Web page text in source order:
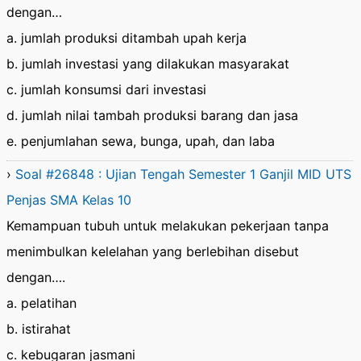
dengan…
a. jumlah produksi ditambah upah kerja
b. jumlah investasi yang dilakukan masyarakat
c. jumlah konsumsi dari investasi
d. jumlah nilai tambah produksi barang dan jasa
e. penjumlahan sewa, bunga, upah, dan laba
› Soal #26848 : Ujian Tengah Semester 1 Ganjil MID UTS
Penjas SMA Kelas 10
Kemampuan tubuh untuk melakukan pekerjaan tanpa
menimbulkan kelelahan yang berlebihan disebut
dengan….
a. pelatihan
b. istirahat
c. kebugaran jasmani